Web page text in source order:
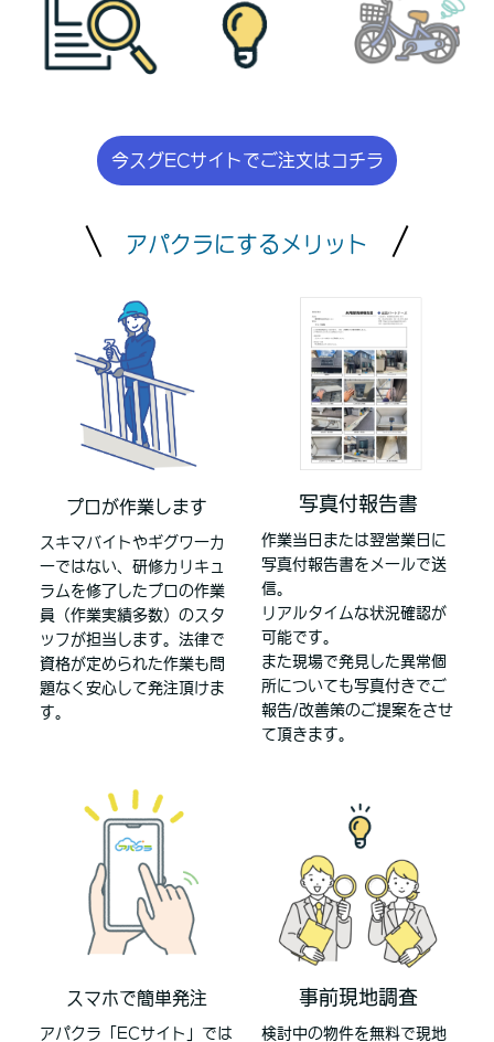
今スグECサイトでご注文はコチラ
アパクラにするメリット
プロが作業します
スキマバイトやギグワーカ
ーではない、研修カリキュ
ラムを修了したプロの作業
員（作業実績多数）のスタ
ッフが担当します。法律で
資格が定められた作業も問
題なく安心して発注頂けま
す。
写真付報告書
作業当日または翌営業日に
写真付報告書をメールで送
信。
リアルタイムな状況確認が
可能です。
また現場で発見した異常個
所についても写真付きでご
報告/改善策のご提案をさせ
て頂きます。
スマホで簡単発注
アパクラ「ECサイト」では
事前現地調査
検討中の物件を無料で現地